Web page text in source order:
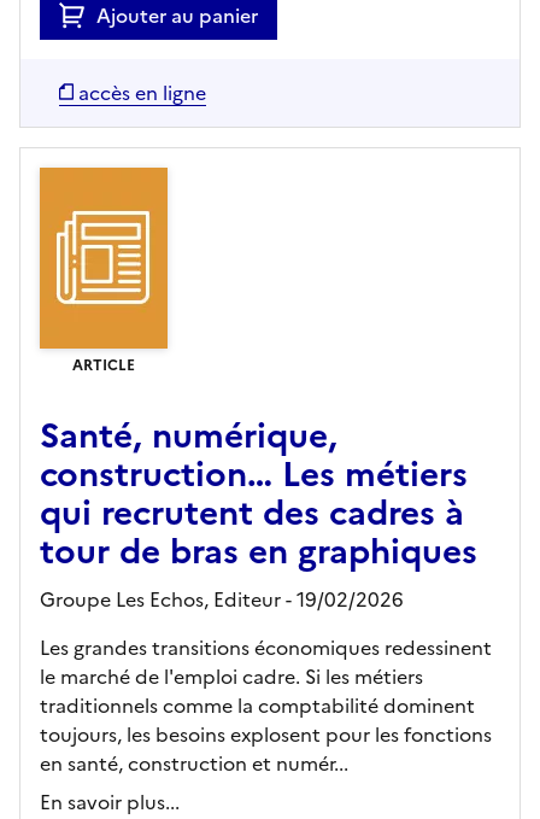
Ajouter au panier
accès en ligne
ARTICLE
Santé, numérique,
construction… Les métiers
qui recrutent des cadres à
tour de bras en graphiques
Groupe Les Echos, Editeur- 19/02/2026
Les grandes transitions économiques redessinent
le marché de l'emploi cadre. Si les métiers
traditionnels comme la comptabilité dominent
toujours, les besoins explosent pour les fonctions
en santé, construction et numér...
En savoir plus...